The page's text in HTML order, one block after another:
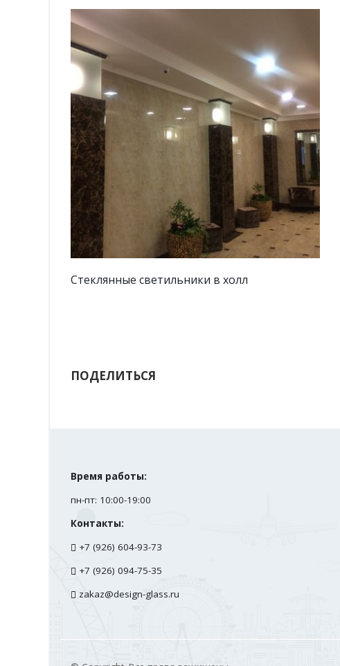
Зеркало в спальне
ПОДЕЛИТЬСЯ
Время работы:
пн-пт: 10:00-19:00
Контакты:
+7 (926) 604-93-73
+7 (926) 094-75-35
zakaz@design-glass.ru